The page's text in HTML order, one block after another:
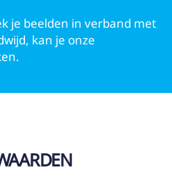
je beelden in verband met
kan je onze